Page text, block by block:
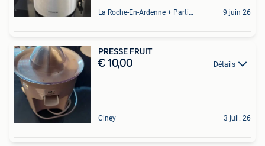
La Roche-En-Ardenne + Partie De Marcourt 9 juin 26
PRESSE FRUIT
€ 10,00 Détails
Ciney 3 juil. 26